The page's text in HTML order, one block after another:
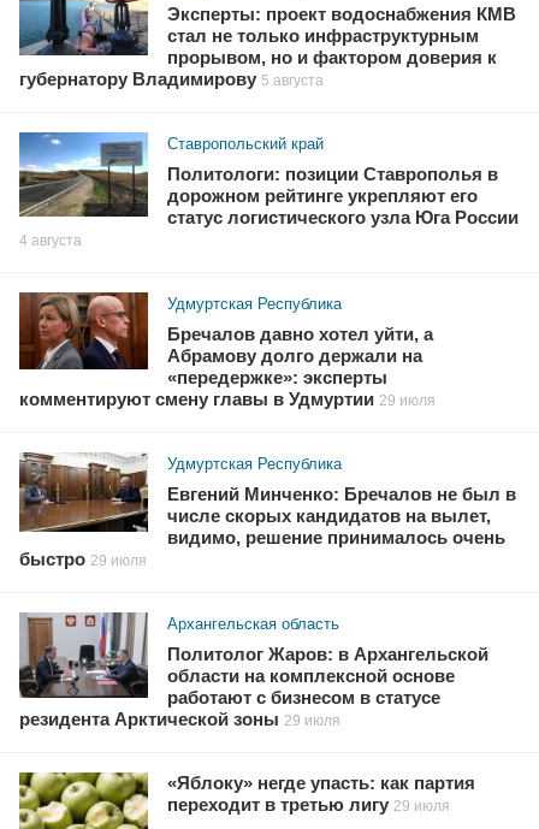
Эксперты: проект водоснабжения КМВ
стал не только инфраструктурным
прорывом, но и фактором доверия к
губернатору Владимирову 5 августа
Ставропольский край
Политологи: позиции Ставрополья в
дорожном рейтинге укрепляют его
статус логистического узла Юга России
4 августа
Удмуртская Республика
Бречалов давно хотел уйти, а
Абрамову долго держали на
«передержке»: эксперты
комментируют смену главы в Удмуртии 29 июля
Удмуртская Республика
Евгений Минченко: Бречалов не был в
числе скорых кандидатов на вылет,
видимо, решение принималось очень
быстро 29 июля
Архангельская область
Политолог Жаров: в Архангельской
области на комплексной основе
работают с бизнесом в статусе
резидента Арктической зоны 29 июля
«Яблоку» негде упасть: как партия
переходит в третью лигу 29 июля